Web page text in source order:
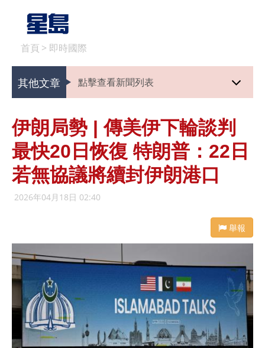
首頁 > 即時國際
其他文章 點擊查看新聞列表
伊朗局勢 | 傳美伊下輪談判
最快20日恢復 特朗普：22日
若無協議將續封伊朗港口
2026年04月18日 02:40
舉報